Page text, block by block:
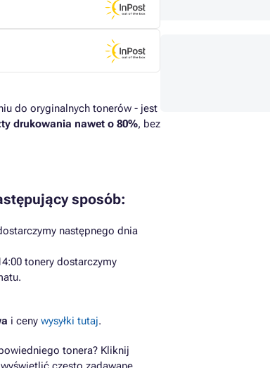
do oryginalnych tonerów - jest
drukowania nawet o 80%, bez
sposób:
następnego dnia
tonery dostarczymy
i ceny wysyłki tutaj.
tonera? Kliknij